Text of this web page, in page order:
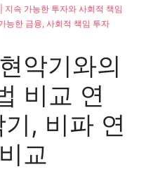
지속 가능한 투자와 사회적 책임
능한 금융, 사회적 책임 투자
악기와의
비교 연
, 비파 연
교